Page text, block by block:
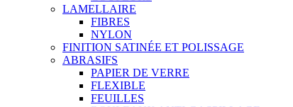
LAMELLAIRE
FIBRES
NYLON
FINITION SATINÉE ET POLISSAGE
ABRASIFS
PAPIER DE VERRE
FLEXIBLE
FEUILLES